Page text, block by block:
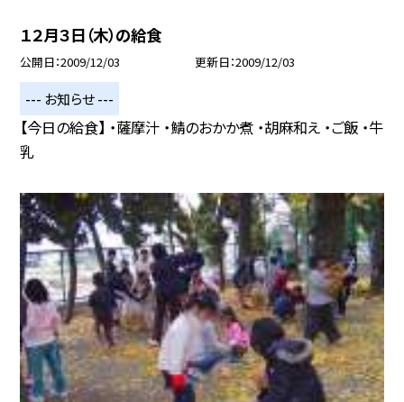
１２月３日（木）の給食
公開日 2009/12/03 更新日 2009/12/03
--- お知らせ ---
【今日の給食】 ・薩摩汁 ・鯖のおかか煮 ・胡麻和え ・ご飯 ・牛
乳